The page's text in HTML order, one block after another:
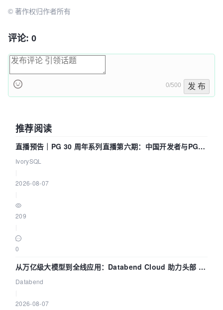
© 著作权归作者所有
评论: 0
0/500 发 布
推荐阅读
直播预告｜PG 30 周年系列直播第六期：中国开发者与PG内
核——我们改得动吗？我们贡献了什么？
IvorySQL
2026-08-07
209
0
从万亿级大模型到全线应用：Databend Cloud 助力头部 AI
企业构建全链路 Trace 数据管道
Databend
2026-08-07